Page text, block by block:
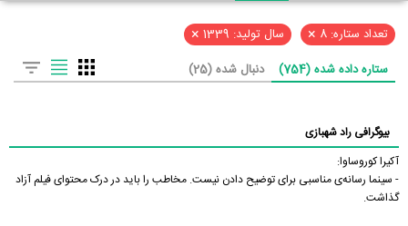
تعداد ستاره: 8 × سال تولید: 1339 ×
ستاره داده شده (754) دنبال شده (25)
بیوگرافی راد شهبازی
آکیرا کوروساوا:
- سینما رسانه‌ی مناسبی برای توضیح دادن نیست. مخاطب را باید در درک محتوای فیلم آزاد
گذاشت.